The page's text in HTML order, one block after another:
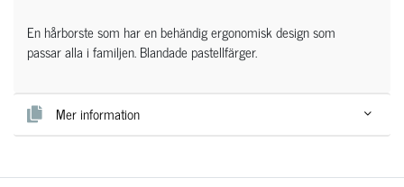
En hårborste som har en behändig ergonomisk design som
passar alla i familjen. Blandade pastellfärger.
Mer information